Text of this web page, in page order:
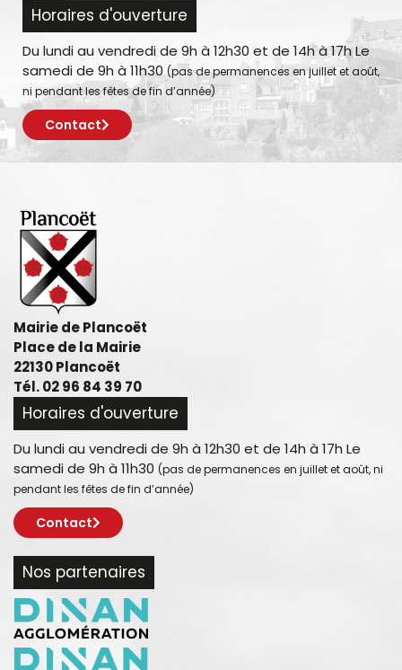
Horaires d'ouverture
Du lundi au vendredi de 9h à 12h30 et de 14h à 17h Le
samedi de 9h à 11h30 (pas de permanences en juillet et août,
ni pendant les fêtes de fin d’année)
Contact
Mairie de Plancoët
Place de la Mairie
22130 Plancoët
Tél. 02 96 84 39 70
Horaires d'ouverture
Du lundi au vendredi de 9h à 12h30 et de 14h à 17h Le
samedi de 9h à 11h30 (pas de permanences en juillet et août, ni
pendant les fêtes de fin d’année)
Contact
Nos partenaires